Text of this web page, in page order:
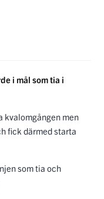
i mål som tia i
kvalomgången men
fick därmed starta
som tia och